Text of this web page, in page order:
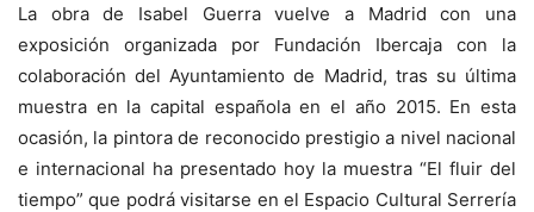
La obra de Isabel Guerra vuelve a Madrid con una
exposición organizada por Fundación Ibercaja con la
colaboración del Ayuntamiento de Madrid, tras su última
muestra en la capital española en el año 2015. En esta
ocasión, la pintora de reconocido prestigio a nivel nacional
e internacional ha presentado hoy la muestra “El fluir del
tiempo” que podrá visitarse en el Espacio Cultural Serrería